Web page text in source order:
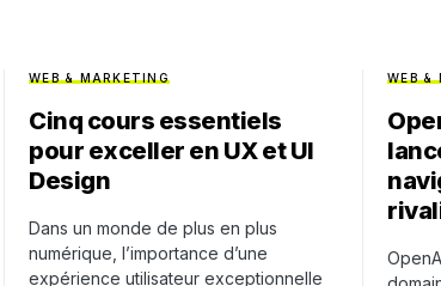
WEB & MARKETING
Cinq cours essentiels
pour exceller en UX et UI
Design
Dans un monde de plus en plus
numérique, l’importance d’une
expérience utilisateur exceptionnelle
WEB &